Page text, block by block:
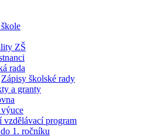
ZŠ
rada
Zápisy školské rady
a granty
vzdělávací program
1. ročníku